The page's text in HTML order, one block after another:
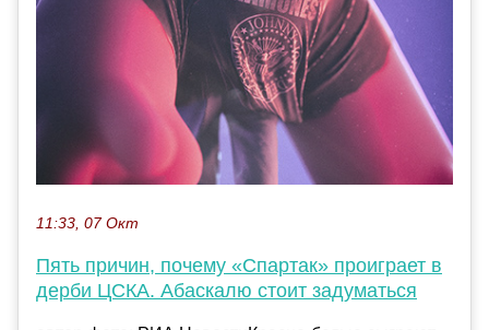
11:33, 07 Окт
Пять причин, почему «Спартак» проиграет в
дерби ЦСКА. Абаскалю стоит задуматься